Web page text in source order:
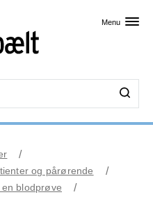
Menu
og pårørende
blodprøve